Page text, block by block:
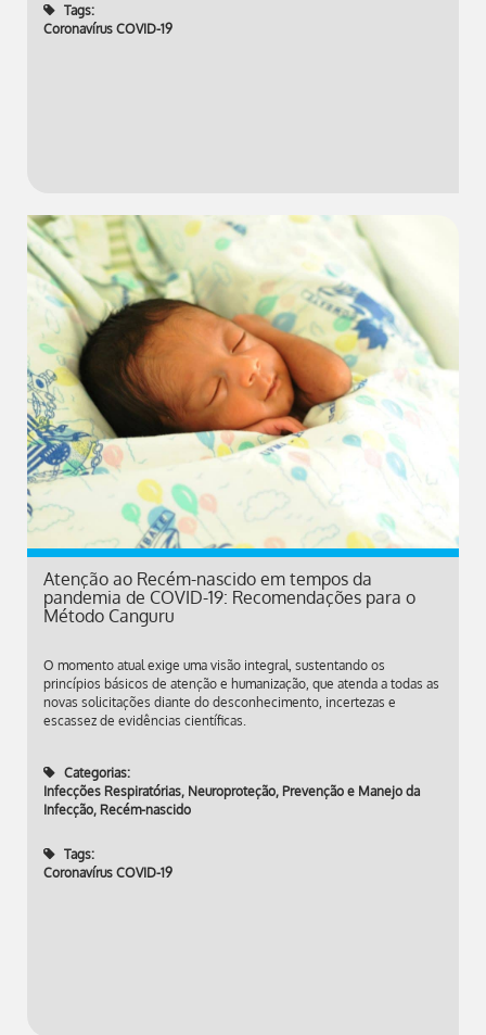
Tags:
Coronavírus COVID-19
Atenção ao Recém-nascido em tempos da
pandemia de COVID-19: Recomendações para o
Método Canguru
O momento atual exige uma visão integral, sustentando os
princípios básicos de atenção e humanização, que atenda a todas as
novas solicitações diante do desconhecimento, incertezas e
escassez de evidências científicas.
Categorias:
Infecções Respiratórias, Neuroproteção, Prevenção e Manejo da
Infecção, Recém-nascido
Tags:
Coronavírus COVID-19